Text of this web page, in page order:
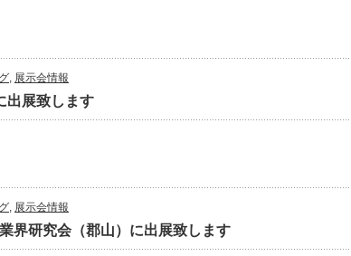
, 展示会情報
出展致します
, 展示会情報
界研究会（郡山）に出展致します